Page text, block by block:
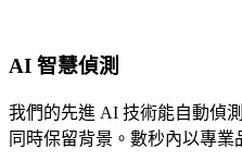
AI 智慧偵測
我們的先進 AI 技術能自動偵
同時保留背景。數秒內以專業